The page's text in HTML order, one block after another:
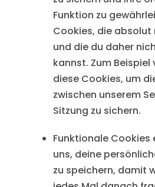
Funktion zu
Cookies, die
und die du daher
kannst. Zum Beispiel
diese Cookies, um
zwischen unserem
Sitzung zu sichern.
Funktionale Cookies
uns, deine
zu speichern, damit